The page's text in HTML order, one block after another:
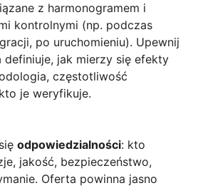
z harmonogramem i
kontrolnymi (np. podczas
po uruchomieniu). Upewnij
jak mierzy się efekty
częstotliwość
je weryfikuje.
odpowiedzialności: kto
jakość, bezpieczeństwo,
Oferta powinna jasno